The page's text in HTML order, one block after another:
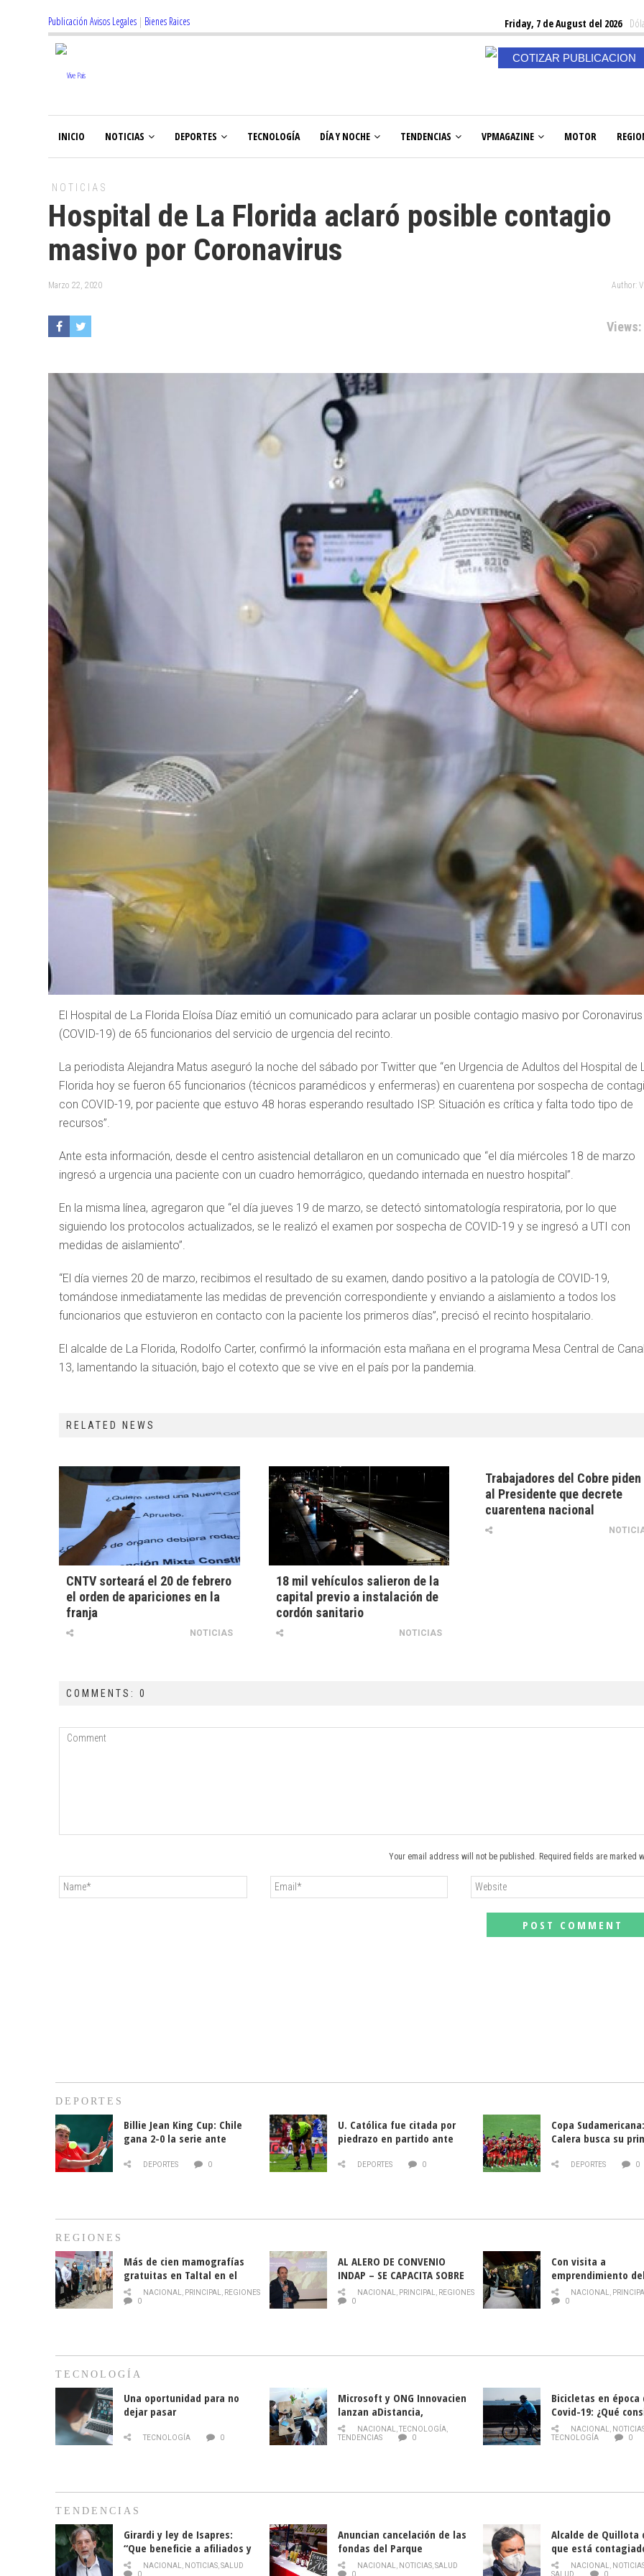
Publicación Avisos Legales | Bienes Raices Friday, 7 de August del 2026
COTIZAR PUBLICACION
INICIO NOTICIAS DEPORTES TECNOLOGÍA DÍA Y NOCHE TENDENCIAS VPMAGAZINE MOTOR
NOTICIAS
Hospital de La Florida aclaró posible contagio
masivo por Coronavirus
Marzo 22, 2020 Author:
Views:
El Hospital de La Florida Eloísa Díaz emitió un comunicado para aclarar un posible contagio masivo por Coronavirus
(COVID-19) de 65 funcionarios del servicio de urgencia del recinto.
La periodista Alejandra Matus aseguró la noche del sábado por Twitter que “en Urgencia de Adultos del Hospital de
Florida hoy se fueron 65 funcionarios (técnicos paramédicos y enfermeras) en cuarentena por sospecha de
con COVID-19, por paciente que estuvo 48 horas esperando resultado ISP. Situación es crítica y falta todo tipo de
recursos”.
Ante esta información, desde el centro asistencial detallaron en un comunicado que “el día miércoles 18 de marzo
ingresó a urgencia una paciente con un cuadro hemorrágico, quedando internada en nuestro hospital”.
En la misma línea, agregaron que “el día jueves 19 de marzo, se detectó sintomatología respiratoria, por lo que
siguiendo los protocolos actualizados, se le realizó el examen por sospecha de COVID-19 y se ingresó a UTI con
medidas de aislamiento”.
“El día viernes 20 de marzo, recibimos el resultado de su examen, dando positivo a la patología de COVID-19,
tomándose inmediatamente las medidas de prevención correspondiente y enviando a aislamiento a todos los
funcionarios que estuvieron en contacto con la paciente los primeros días”, precisó el recinto hospitalario.
El alcalde de La Florida, Rodolfo Carter, confirmó la información esta mañana en el programa Mesa Central de Canal
13, lamentando la situación, bajo el cotexto que se vive en el país por la pandemia.
RELATED NEWS
CNTV sorteará el 20 de febrero
el orden de apariciones en la
franja
NOTICIAS
18 mil vehículos salieron de la
capital previo a instalación de
cordón sanitario
NOTICIAS
Trabajadores del Cobre piden
al Presidente que decrete
cuarentena nacional
COMMENTS: 0
Your email address will not be published. Required fields are marked
DEPORTES
Billie Jean King Cup: Chile
gana 2-0 la serie ante
DEPORTES 0
U. Católica fue citada por
piedrazo en partido ante
DEPORTES 0
Copa
Calera busca su
DEPORTES 0
REGIONES
Más de cien mamografías
gratuitas en Taltal en el
mes de la prevención del
cáncer de mama
NACIONAL, PRINCIPAL, REGIONES
0
AL ALERO DE CONVENIO
INDAP – SE CAPACITA SOBRE
PLAGA DROSOPHILA SUZUKII
NACIONAL, PRINCIPAL, REGIONES
0
Con visita a
emprendimiento
y llamado al
historia campesina
NACIONAL,
0
TECNOLOGÍA
Una oportunidad para no
dejar pasar
TECNOLOGÍA 0
Microsoft y ONG Innovacien
lanzan aDistancia,
plataforma con cursos
gratuitos online sobre
NACIONAL,TECNOLOGÍA,
TENDENCIAS
0
Bicicletas en época
Covid-19: ¿Qué
momento de
NACIONAL,
TECNOLOGÍA
0
TENDENCIAS
Girardi y ley de Isapres:
“Que beneficie a afiliados y
no legalice el abuso”
NACIONAL, NOTICIAS,SALUD
0
Anuncian cancelación de las
fondas del Parque
O’Higgins debido al
NACIONAL, NOTICIAS,SALUD
0
Alcalde de Quillota
que está
COVID-19
NACIONAL,
SALUD
0